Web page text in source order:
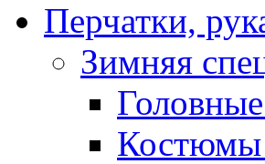
Перчатки,
Зимняя
Костюмы